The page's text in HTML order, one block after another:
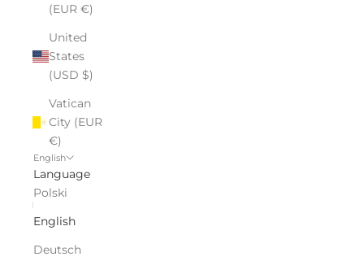
(EUR €)
United
States
(USD $)
Vatican
City (EUR
€)
English
Language
Polski
English
Deutsch